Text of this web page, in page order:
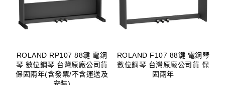
ROLAND RP107 88鍵 電鋼
琴 數位鋼琴 台灣原廠公司貨
保固兩年(含發票/不含運送及
ROLAND F107 88鍵 電鋼琴
數位鋼琴 台灣原廠公司貨 保
固兩年